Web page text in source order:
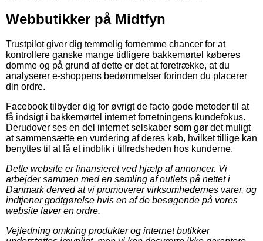
Webbutikker på Midtfyn
Trustpilot giver dig temmelig fornemme chancer for at
kontrollere ganske mange tidligere bakkemørtel køberes
domme og på grund af dette er det at foretrække, at du
analyserer e-shoppens bedømmelser forinden du placerer
din ordre.
Facebook tilbyder dig for øvrigt de facto gode metoder til at
få indsigt i bakkemørtel internet forretningens kundefokus.
Derudover ses en del internet selskaber som gør det muligt
at sammensætte en vurdering af deres køb, hvilket tillige kan
benyttes til at få et indblik i tilfredsheden hos kunderne.
Dette website er finansieret ved hjælp af annoncer. Vi
arbejder sammen med en samling af outlets på nettet i
Danmark derved at vi promoverer virksomhedernes varer, og
indtjener godtgørelse hvis en af de besøgende på vores
website laver en ordre.
Vejledning omkring produkter og internet butikker